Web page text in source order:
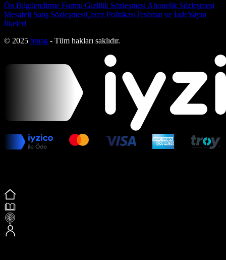
Ön Bilgilendirme Formu Gizlilik Sözleşmesi Abonelik Sözleşmesi
Mesafeli Satış SözleşmesiÇerez PolitikasıTeslimat ve İadeYayın
İlkeleri
© 2025 bmag - Tüm hakları saklıdır.